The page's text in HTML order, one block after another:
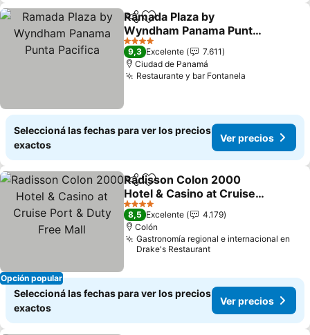
CompartirAñadir a favoritos
Ramada Plaza by
Wyndham Panama Punta
Pacifica
4 Estrellas
9,3 Excelente
7.611
Ciudad de Panamá
Restaurante y bar Fontanela
Seleccioná las fechas para ver los precios
exactos
Ver precios
Opción popular
CompartirAñadir a favoritos
Radisson Colon 2000
Hotel & Casino at Cruise
Port & Duty Free Mall
4 Estrellas
8,5 Excelente
4.179
Colón
Gastronomía regional e internacional en
Drake's Restaurant
Seleccioná las fechas para ver los precios
exactos
Ver precios